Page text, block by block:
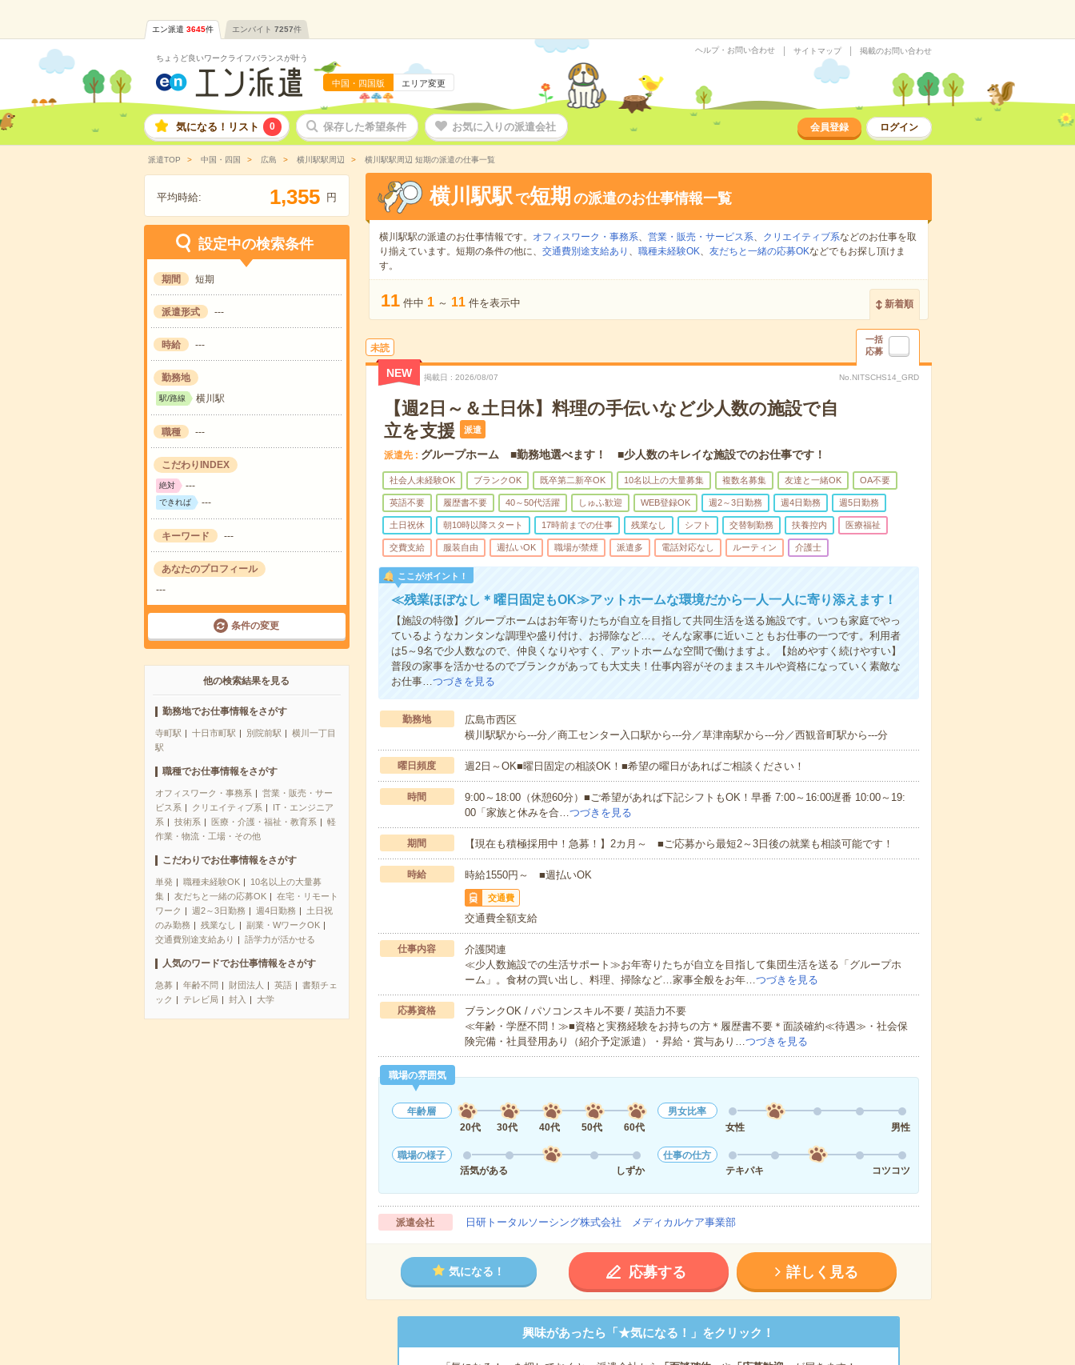
エン派遣 3645件 エンバイト 7257件
ちょうど良いワークライフバランスが叶う
中国・四国版 エリア変更
ヘルプ・お問い合わせ サイトマップ 掲載のお問い合わせ
気になる！リスト 0 保存した希望条件 お気に入りの派遣会社 会員登録 ログイン
派遣TOP 中国・四国 広島 横川駅駅周辺 横川駅駅周辺 短期の派遣の仕事一覧
平均時給: 1,355 円
設定中の検索条件
期間 短期
派遣形式 ---
時給 ---
勤務地
駅/路線 横川駅
職種 ---
こだわりINDEX
絶対 ---
できれば ---
キーワード ---
あなたのプロフィール
---
条件の変更
他の検索結果を見る
勤務地でお仕事情報をさがす
寺町駅 十日市町駅 別院前駅
横川一丁目
駅
職種でお仕事情報をさがす
オフィスワーク・事務系
営業・販売・サー
ビス系
クリエイティブ系
IT・エンジニア
系
技術系 医療・介護・福祉・教育系
軽
作業・物流・工場・その他
こだわりでお仕事情報をさがす
単発 職種未経験OK
10名以上の大量募
集
友だちと一緒の応募OK
在宅・リモート
ワーク
週2～3日勤務 週4日勤務
土日祝
のみ勤務
残業なし
副業・WワークOK
交通費別途支給あり
語学力が活かせる
人気のワードでお仕事情報をさがす
急募 年齢不問 財団法人 英語
書類チェ
ック
テレビ局 封入 大学
横川駅駅 で短期 の派遣のお仕事情報一覧
横川駅駅の派遣のお仕事情報です。 オフィスワーク・事務系、 営業・販売・サービス系、 クリエイティブ系などのお仕事を取
り揃えています。短期の条件の他に、 交通費別途支給あり 、 職種未経験OK、 友だちと一緒の応募OKなどでもお探し頂けま
す。
11 件中 1 ～ 11 件を表示中 新着順
未読
一括
応募
NEW 掲載日 2026/08/07 No.NITSCHS14_GRD
【週2日～＆土日休】料理の手伝いなど少人数の施設で自
立を支援
派遣
派遣先 グループホーム ■勤務地選べます！ ■少人数のキレイな施設でのお仕事です！
社会人未経験OK ブランクOK 既卒第二新卒OK 10名以上の大量募集 複数名募集 友達と一緒OK OA不要
英語不要 履歴書不要 40～50代活躍 しゅふ歓迎 WEB登録OK 週2～3日勤務 週4日勤務 週5日勤務
土日祝休 朝10時以降スタート 17時前までの仕事 残業なし シフト 交替制勤務 扶養控内 医療福祉
交費支給 服装自由 週払いOK 職場が禁煙 派遣多 電話対応なし ルーティン 介護士
ここがポイント！
≪残業ほぼなし＊曜日固定もOK≫アットホームな環境だから一人一人に寄り添えます！
【施設の特徴】グループホームはお年寄りたちが自立を目指して共同生活を送る施設です。いつも家庭でやっ
ているようなカンタンな調理や盛り付け、お掃除など…。そんな家事に近いこともお仕事の一つです。利用者
は5～9名で少人数なので、仲良くなりやすく、アットホームな空間で働けますよ。【始めやすく続けやすい】
普段の家事を活かせるのでブランクがあっても大丈夫！仕事内容がそのままスキルや資格になっていく素敵な
お仕事…つづきを見る
勤務地
広島市西区
横川駅駅から---分／商工センター入口駅から---分／草津南駅から---分／西観音町駅から---分
曜日頻度 週2日～OK■曜日固定の相談OK！■希望の曜日があればご相談ください！
時間
9:00～18:00（休憩60分）■ご希望があれば下記シフトもOK！早番 7:00～16:00遅番 10:00～19:
00「家族と休みを合…つづきを見る
期間 【現在も積極採用中！急募！】2カ月～ ■ご応募から最短2～3日後の就業も相談可能です！
時給 時給1550円～ ■週払いOK
交通費
交通費全額支給
仕事内容
介護関連
≪少人数施設での生活サポート≫お年寄りたちが自立を目指して集団生活を送る「グループホ
ーム」。食材の買い出し、料理、掃除など…家事全般をお年…つづきを見る
応募資格
ブランクOK / パソコンスキル不要 / 英語力不要
≪年齢・学歴不問！≫■資格と実務経験をお持ちの方＊履歴書不要＊面談確約≪待遇≫・社会保
険完備・社員登用あり（紹介予定派遣）・昇給・賞与あり…つづきを見る
職場の雰囲気
年齢層
20代
30代 40代 50代 60代
男女比率
女性
男性
職場の様子
活気がある
しずか
仕事の仕方
テキパキ
コツコツ
派遣会社 日研トータルソーシング株式会社 メディカルケア事業部
気になる！ 応募する 詳しく見る
興味があったら「★気になる！」をクリック！